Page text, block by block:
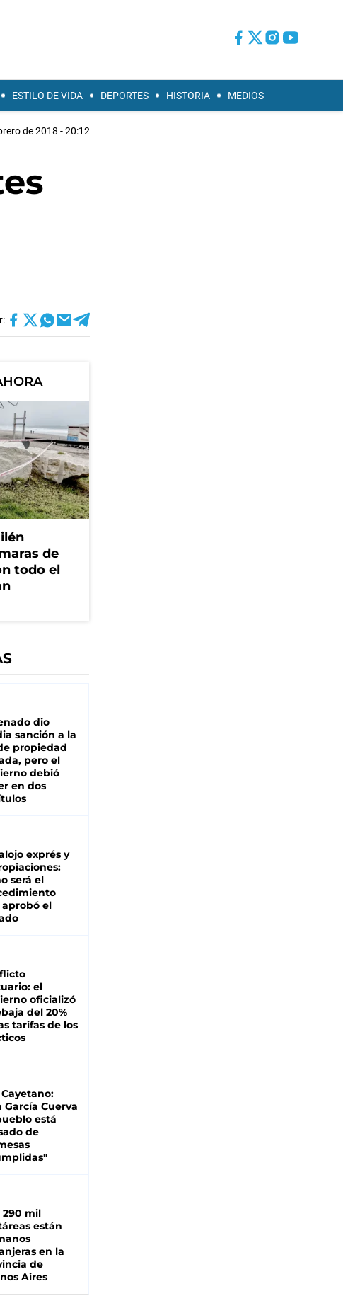
ESTILO DE VIDA DEPORTES HISTORIA MEDIOS
de 2018 - 20:12
de
todo el
dio
sanción a la
propiedad
pero el
debió
en dos
exprés y
será el
el
el
oficializó
del 20%
tarifas de los
García Cuerva
está
de
290 mil
están
en la
de
Aires